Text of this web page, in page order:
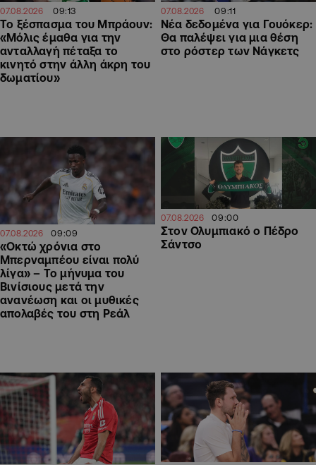
07.08.2026 09:13
Το ξέσπασμα του Μπράουν:
«Μόλις έμαθα για την
ανταλλαγή πέταξα το
κινητό στην άλλη άκρη του
δωματίου»
07.08.2026 09:11
Νέα δεδομένα για Γουόκερ:
Θα παλέψει για μια θέση
στο ρόστερ των Νάγκετς
07.08.2026 09:09
«Οκτώ χρόνια στο
Μπερναμπέου είναι πολύ
λίγα» – Το μήνυμα του
Βινίσιους μετά την
ανανέωση και οι μυθικές
απολαβές του στη Ρεάλ
07.08.2026 09:00
Στον Ολυμπιακό ο Πέδρο
Σάντσο